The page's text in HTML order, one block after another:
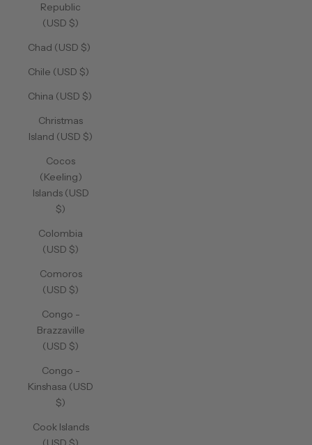
Republic
(USD $)
Chad (USD $)
Chile (USD $)
China (USD $)
Christmas
Island (USD $)
Cocos
(Keeling)
Islands (USD
$)
Colombia
(USD $)
Comoros
(USD $)
Congo -
Brazzaville
(USD $)
Congo -
Kinshasa (USD
$)
Cook Islands